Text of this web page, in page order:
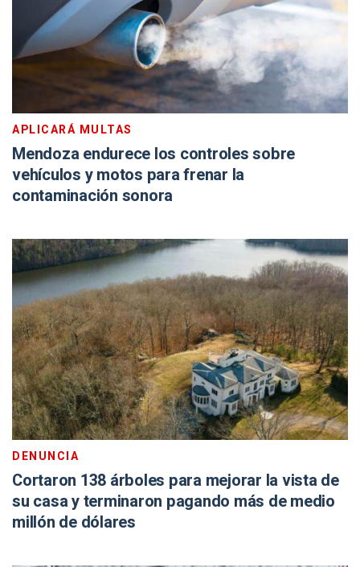
APLICARÁ MULTAS
Mendoza endurece los controles sobre
vehículos y motos para frenar la
contaminación sonora
DENUNCIA
Cortaron 138 árboles para mejorar la vista de
su casa y terminaron pagando más de medio
millón de dólares